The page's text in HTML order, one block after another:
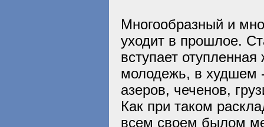
Многообразный и
уходит в прошлое.
вступает
молодежь, в худшем
азеров, чеченов,
Как при таком
всем своем былом